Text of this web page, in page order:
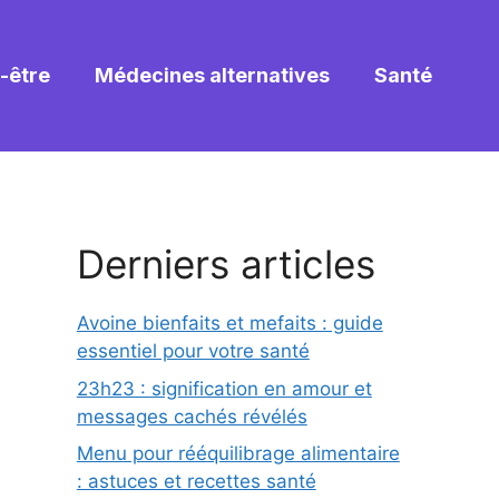
être Médecines alternatives Santé
Derniers articles
Avoine bienfaits et mefaits : guide
essentiel pour votre santé
23h23 : signification en amour et
messages cachés révélés
Menu pour rééquilibrage alimentaire
: astuces et recettes santé